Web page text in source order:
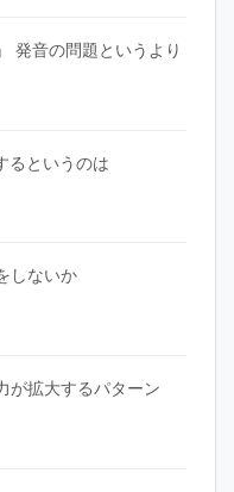
発音の問題というより
るというのは
しないか
が拡大するパターン